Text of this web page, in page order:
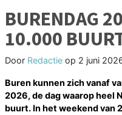
BURENDAG
10.000
Door Redactie op 2 juni
Buren kunnen zich vanaf
2026, de dag waarop heel
buurt. In het weekend van